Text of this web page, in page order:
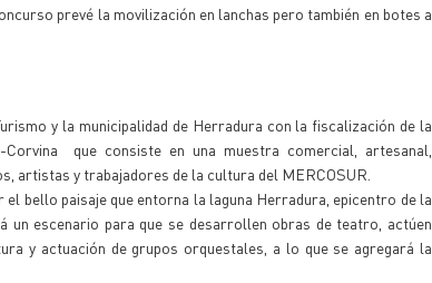
prevé la movilización en lanchas pero también en botes a
y la municipalidad de Herradura con la fiscalización de la
que consiste en una muestra comercial, artesanal,
artistas y trabajadores de la cultura del MERCOSUR.
bello paisaje que entorna la laguna Herradura, epicentro de la
escenario para que se desarrollen obras de teatro, actúen
y actuación de grupos orquestales, a lo que se agregará la